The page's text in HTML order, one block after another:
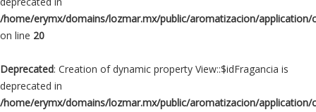
/home/erymx/domains/lozmar.mx/public/aromatizacion/application/
on line 20
Deprecated: Creation of dynamic property View::$idFragancia is
deprecated in
/home/erymx/domains/lozmar.mx/public/aromatizacion/application/